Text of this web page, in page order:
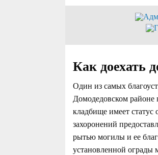
Как доехать
Один из самых
Домодедовском районе
кладбище имеет статус
захоронений
рытью могилы и ее
установленной ограды